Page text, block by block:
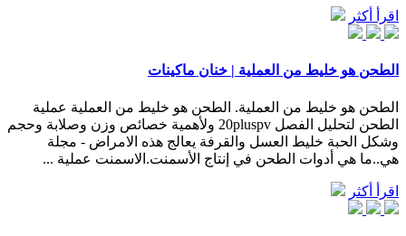
اقرأ أكثر
الطحن هو خليط من العملية | خنان ماكينات
الطحن هو خليط من العملية. الطحن هو خليط من العملية عملية
الطحن لتحليل الفصل 20pluspv ولأهمية خصائص وزن وصلابة وحجم
وشكل الحبة خليط العسل والقرفة يعالج هذه الامراض - مجلة
هي..ما هي أدوات الطحن في إنتاج الأسمنت.الاسمنت عملية ...
اقرأ أكثر